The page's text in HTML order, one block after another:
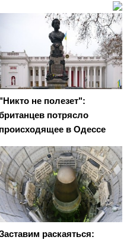
"Никто не полезет":
потрясло
происходящее в Одессе
раскаяться: